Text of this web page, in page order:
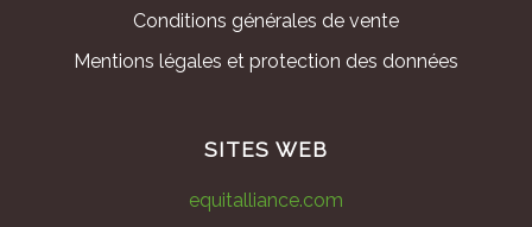
Conditions générales de vente
Mentions légales et protection des données
SITES WEB
equitalliance.com